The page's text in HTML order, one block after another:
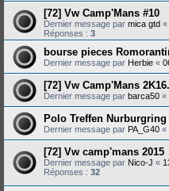
[72] Vw Camp'Mans #10
Dernier message par mica gtd «
Réponses : 3
bourse pieces
Dernier message par Herbie «
[72] Vw Camp'Mans
Dernier message par barca50 «
Polo Treffen Nurburgring
Dernier message par PA_G40 «
[72] Vw camp'mans 2015
Dernier message par Nico-J «
Réponses : 32